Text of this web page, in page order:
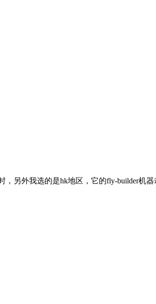
，另外我选的是hk地区，它的fly-builder机器